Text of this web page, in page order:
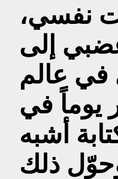
نفسي،
إلى
في عالم
يوماً في
أشبه
ذلك